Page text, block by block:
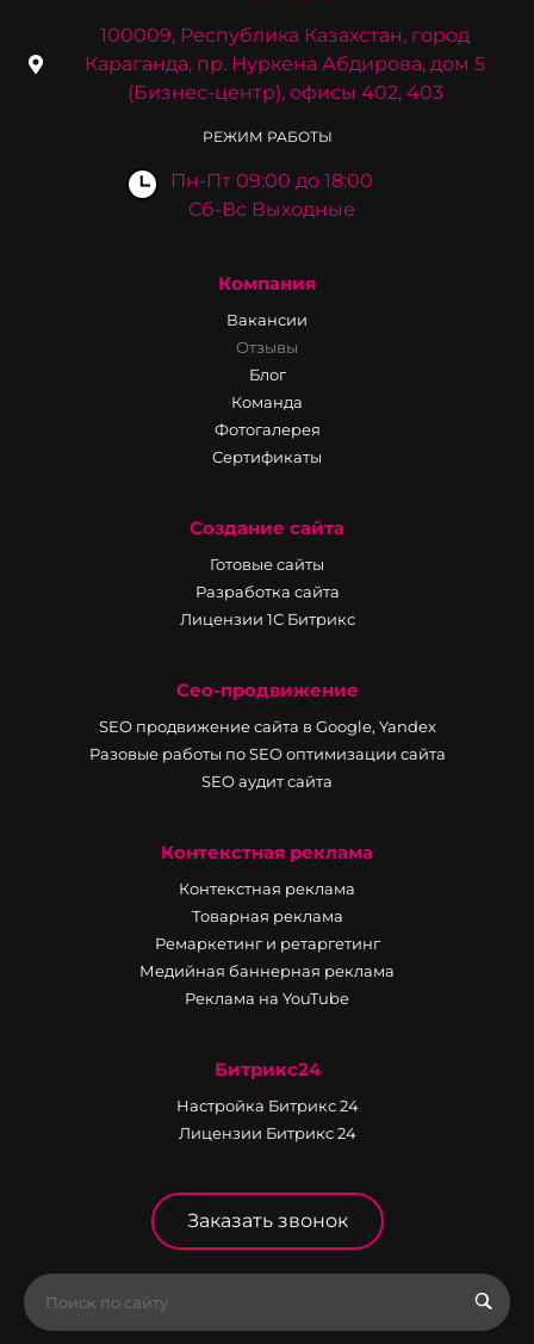
100009, Республика Казахстан, город
Караганда, пр. Нуркена Абдирова, дом 5
(Бизнес-центр), офисы 402, 403
РЕЖИМ РАБОТЫ
Пн-Пт 09:00 до 18:00
Сб-Вс Выходные
Компания
Вакансии
Отзывы
Блог
Команда
Фотогалерея
Сертификаты
Создание сайта
Готовые сайты
Разработка сайта
Лицензии 1С Битрикс
Сео-продвижение
SEO продвижение сайта в Google, Yandex
Разовые работы по SEO оптимизации сайта
SEO аудит сайта
Контекстная реклама
Контекстная реклама
Товарная реклама
Ремаркетинг и ретаргетинг
Медийная баннерная реклама
Реклама на YouTube
Битрикс24
Настройка Битрикс 24
Лицензии Битрикс 24
Заказать звонок